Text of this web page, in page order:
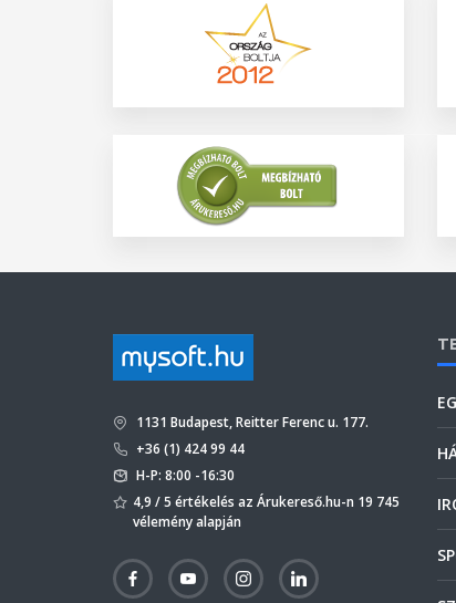
1131 Budapest, Reitter Ferenc u. 177.
+36 (1) 424 99 44
H-P: 8:00 -16:30
4,9 / 5 értékelés az Árukereső.hu-n 19 745
vélemény alapján